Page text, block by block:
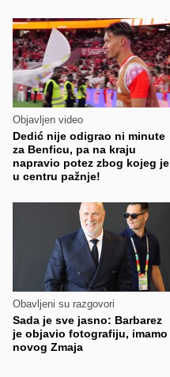
Objavljen video
Dedić nije odigrao ni minute
za Benficu, pa na kraju
napravio potez zbog kojeg je
u centru pažnje!
Obavljeni su razgovori
Sada je sve jasno: Barbarez
je objavio fotografiju, imamo
novog Zmaja